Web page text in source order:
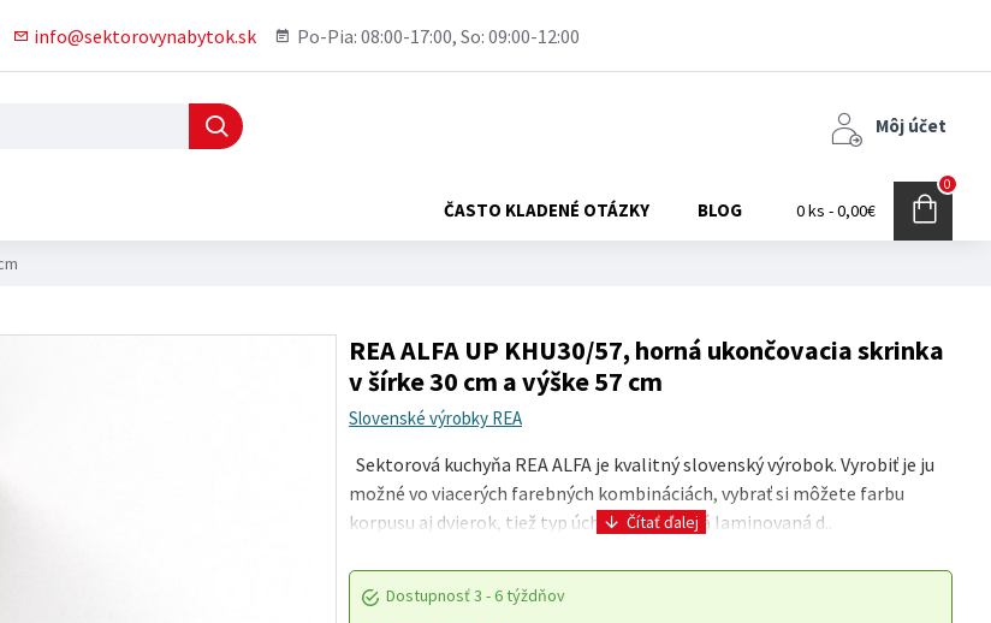
info@sektorovynabytok.sk Po-Pia: 08:00-17:00, So: 09:00-12:00
Môj účet
ČASTO KLADENÉ OTÁZKY BLOG 0 ks - 0,00€
0
REA ALFA UP KHU30/57, horná ukončovacia skrinka
v šírke 30 cm a výške 57 cm
Slovenské výrobky REA
Sektorová kuchyňa REA ALFA je kvalitný slovenský výrobok. Vyrobiť je ju
možné vo viacerých farebných kombináciách, vybrať si môžete farbu
korpusu aj dvierok, tiež typ úchytky. Kvalitná laminovaná d..
Dostupnosť3 - 6 týždňov